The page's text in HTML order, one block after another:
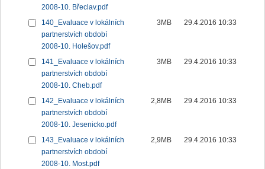
2008-10. Břeclav.pdf
140_Evaluace v lokálních
partnerstvích období
2008-10. Holešov.pdf
3MB 29.4.2016 10:33
141_Evaluace v lokálních
partnerstvích období
2008-10. Cheb.pdf
3MB 29.4.2016 10:33
142_Evaluace v lokálních
partnerstvích období
2008-10. Jesenicko.pdf
2,8MB 29.4.2016 10:33
143_Evaluace v lokálních
partnerstvích období
2008-10. Most.pdf
2,9MB 29.4.2016 10:33